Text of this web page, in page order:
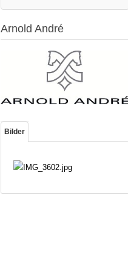
Arnold André
Bilder